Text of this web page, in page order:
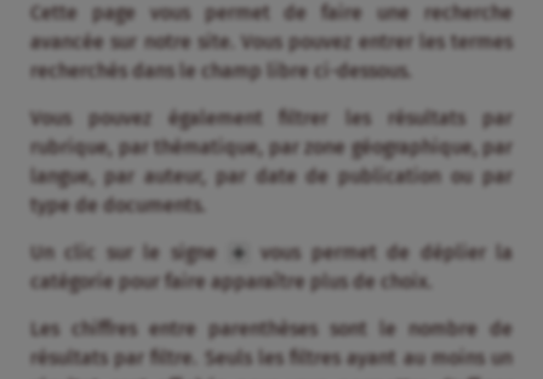
Cette page vous permet de faire une recherche
avancée sur notre site. Vous pouvez entrer les termes
recherchés dans le champ libre ci-dessous.
Vous pouvez également filtrer les résultats par
rubrique, par thématique, par zone géographique, par
langue, par auteur, par date de publication ou par
type de documents.
Un clic sur le signe
vous permet de déplier la
catégorie pour faire apparaître plus de choix.
Les chiffres entre parenthèses sont le nombre de
résultats par filtre. Seuls les filtres ayant au moins un